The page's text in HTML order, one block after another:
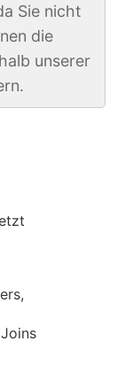
Sie nicht
die
unserer